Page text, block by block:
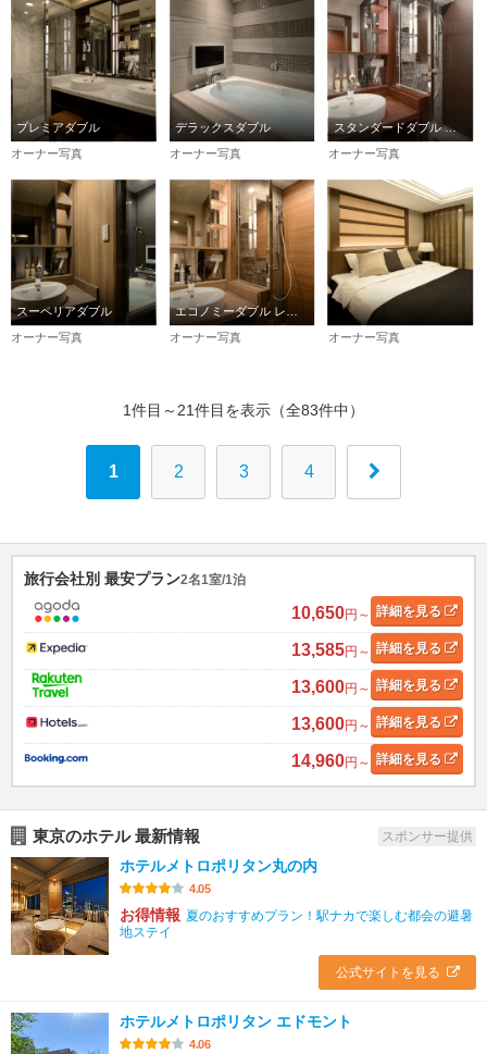
プレミアダブル
オーナー写真
デラックスダブル
オーナー写真
スタンダードダブル レインシャワーのみ
オーナー写真
スーペリアダブル
オーナー写真
オーナー写真
オーナー写真
1件目～21件目を表示（全83件中）
1 2 3 4
旅行会社別 最安プラン2名1室/1泊
10,650円～ 詳細を見る
13,585円～ 詳細を見る
13,600円～ 詳細を見る
13,600円～ 詳細を見る
14,960円～ 詳細を見る
東京のホテル 最新情報 スポンサー提供
ホテルメトロポリタン丸の内
4.05
お得情報 夏のおすすめプラン！駅ナカで楽しむ都会の避暑
地ステイ
公式サイトを見る
ホテルメトロポリタン エドモント
4.06